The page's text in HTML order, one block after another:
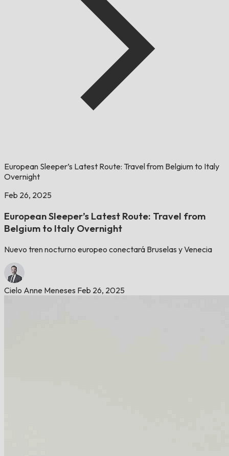
European Sleeper’s Latest Route: Travel from Belgium to Italy
Overnight
Feb 26, 2025
European Sleeper’s Latest Route: Travel from
Belgium to Italy Overnight
Nuevo tren nocturno europeo conectará Bruselas y Venecia
Cielo Anne Meneses Feb 26, 2025